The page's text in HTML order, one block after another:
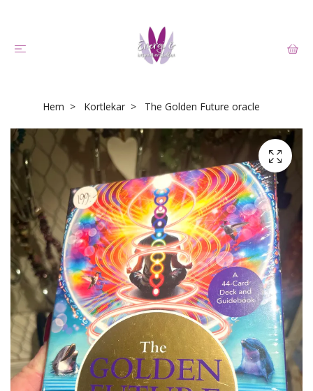
Hem Kortlekar The Golden Future oracle